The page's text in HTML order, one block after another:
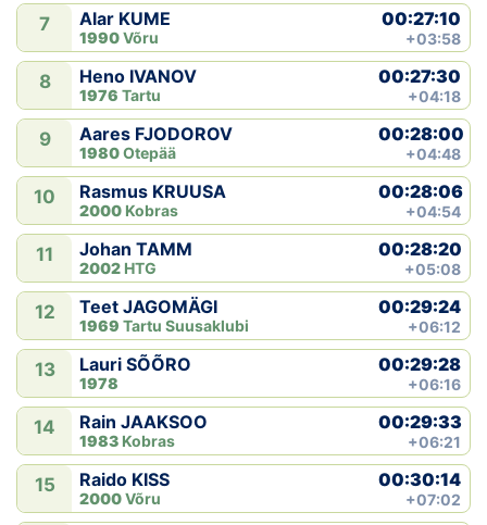
7 Alar KUME
1990Võru
00:27:10
+03:58
8 Heno IVANOV
1976 Tartu
00:27:30
+04:18
9 Aares FJODOROV
1980Otepää
00:28:00
+04:48
10 Rasmus KRUUSA
2000 Kobras
00:28:06
+04:54
11 Johan TAMM
2002 HTG
00:28:20
+05:08
12 Teet JAGOMÄGI
1969 Tartu Suusaklubi
00:29:24
+06:12
13 Lauri SÕÕRO
1978
00:29:28
+06:16
14 Rain JAAKSOO
1983 Kobras
00:29:33
+06:21
15 Raido KISS
2000Võru
00:30:14
+07:02